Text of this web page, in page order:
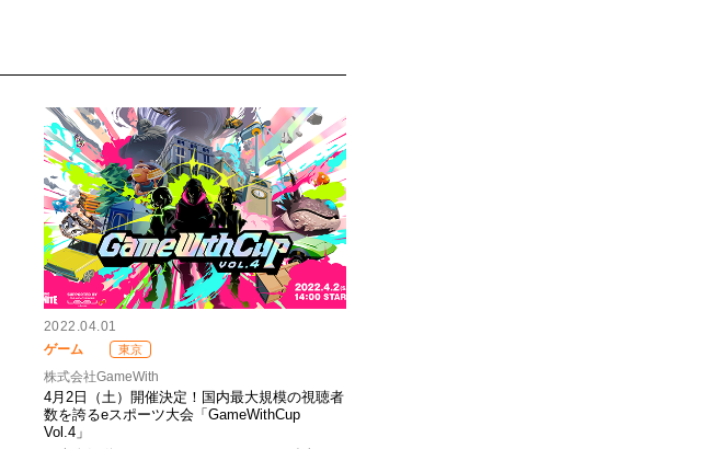
2022.04.01
ゲーム
東京
株式会社GameWith
4月2日（土）開催決定！国内最大規模の視聴者
数を誇るeスポーツ大会「GameWithCup
Vol.4」